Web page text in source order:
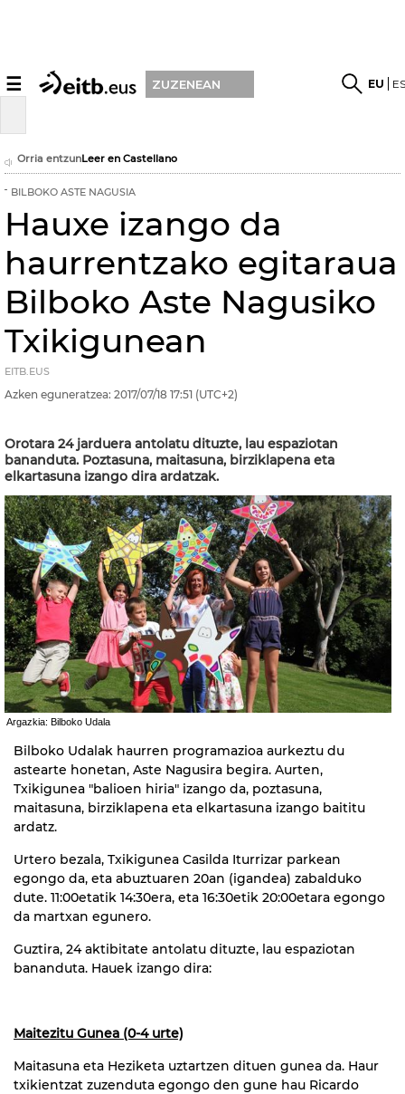
☰ ZUZENEAN EU
Orria entzunLeer en Castellano
BILBOKO ASTE NAGUSIA
Hauxe izango da
haurrentzako egitaraua
Bilboko Aste Nagusiko
Txikigunean
EITB.EUS
Azken eguneratzea: 2017/07/18 17:51 (UTC+2)
Orotara 24 jarduera antolatu dituzte, lau espaziotan
bananduta. Poztasuna, maitasuna, birziklapena eta
elkartasuna izango dira ardatzak.
Argazkia: Bilboko Udala
Bilboko Udalak haurren programazioa aurkeztu du
astearte honetan, Aste Nagusira begira. Aurten,
Txikigunea "balioen hiria" izango da, poztasuna,
maitasuna, birziklapena eta elkartasuna izango baititu
ardatz.
Urtero bezala, Txikigunea Casilda Iturrizar parkean
egongo da, eta abuztuaren 20an (igandea) zabalduko
dute. 11:00etatik 14:30era, eta 16:30etik 20:00etara egongo
da martxan egunero.
Guztira, 24 aktibitate antolatu dituzte, lau espaziotan
bananduta. Hauek izango dira:
Maitezitu Gunea (0-4 urte)
Maitasuna eta Heziketa uztartzen dituen gunea da. Haur
txikientzat zuzenduta egongo den gune hau Ricardo